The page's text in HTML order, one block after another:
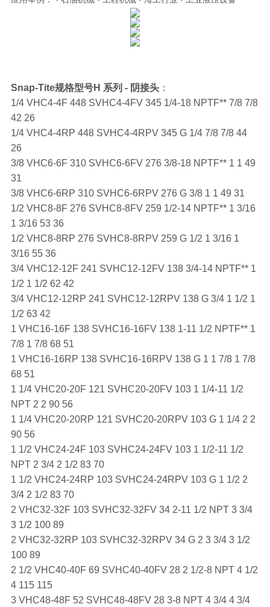
Snap-Tite规格型号H 系列 - 阴接头：
1/4 VHC4-4F 448 SVHC4-4FV 345 1/4-18 NPTF** 7/8 7/8
42 26
1/4 VHC4-4RP 448 SVHC4-4RPV 345 G 1/4 7/8 7/8 44
26
3/8 VHC6-6F 310 SVHC6-6FV 276 3/8-18 NPTF** 1 1 49
31
3/8 VHC6-6RP 310 SVHC6-6RPV 276 G 3/8 1 1 49 31
1/2 VHC8-8F 276 SVHC8-8FV 259 1/2-14 NPTF** 1 3/16
1 3/16 53 36
1/2 VHC8-8RP 276 SVHC8-8RPV 259 G 1/2 1 3/16 1
3/16 55 36
3/4 VHC12-12F 241 SVHC12-12FV 138 3/4-14 NPTF** 1
1/2 1 1/2 62 42
3/4 VHC12-12RP 241 SVHC12-12RPV 138 G 3/4 1 1/2 1
1/2 63 42
1 VHC16-16F 138 SVHC16-16FV 138 1-11 1/2 NPTF** 1
7/8 1 7/8 68 51
1 VHC16-16RP 138 SVHC16-16RPV 138 G 1 1 7/8 1 7/8
68 51
1 1/4 VHC20-20F 121 SVHC20-20FV 103 1 1/4-11 1/2
NPT 2 2 90 56
1 1/4 VHC20-20RP 121 SVHC20-20RPV 103 G 1 1/4 2 2
90 56
1 1/2 VHC24-24F 103 SVHC24-24FV 103 1 1/2-11 1/2
NPT 2 3/4 2 1/2 83 70
1 1/2 VHC24-24RP 103 SVHC24-24RPV 103 G 1 1/2 2
3/4 2 1/2 83 70
2 VHC32-32F 103 SVHC32-32FV 34 2-11 1/2 NPT 3 3/4
3 1/2 100 89
2 VHC32-32RP 103 SVHC32-32RPV 34 G 2 3 3/4 3 1/2
100 89
2 1/2 VHC40-40F 69 SVHC40-40FV 28 2 1/2-8 NPT 4 1/2
4 115 115
3 VHC48-48F 52 SVHC48-48FV 28 3-8 NPT 4 3/4 4 3/4